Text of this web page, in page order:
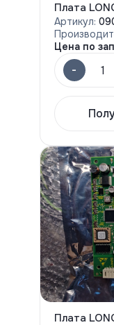
Плата
Артикул:
Цена по
- 1
Плата